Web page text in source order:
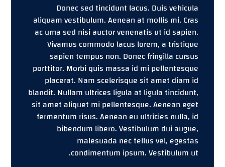
Donec sed tincidunt lacus. Duis vehicula
aliquam vestibulum. Aenean at mollis mi. Cras
ac urna sed nisi auctor venenatis ut id sapien.
Vivamus commodo lacus lorem, a tristique
sapien tempus non. Donec fringilla cursus
porttitor. Morbi quis massa id mi pellentesque
placerat. Nam scelerisque sit amet diam id
blandit. Nullam ultrices ligula at ligula tincidunt,
sit amet aliquet mi pellentesque. Aenean eget
fermentum risus. Aenean eu ultricies nulla, id
bibendum libero. Vestibulum dui augue,
malesuada nec tellus vel, egestas
condimentum ipsum. Vestibulum ut.